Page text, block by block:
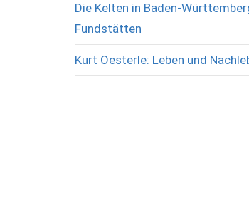
Die Kelten in Baden-
Fundstätten
Kurt Oesterle: Leben und